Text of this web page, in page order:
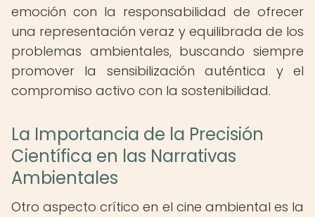
emoción con la responsabilidad de ofrecer
una representación veraz y equilibrada de los
problemas ambientales, buscando siempre
promover la sensibilización auténtica y el
compromiso activo con la sostenibilidad.
La Importancia de la Precisión
Científica en las Narrativas
Ambientales
Otro aspecto crítico en el cine ambiental es la